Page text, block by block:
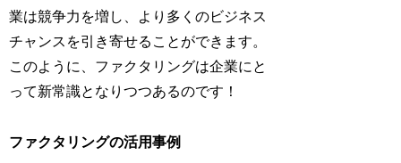
業は競争力を増し、より多くのビジネス
チャンスを引き寄せることができます。
このように、ファクタリングは企業にと
って新常識となりつつあるのです！
ファクタリングの活用事例